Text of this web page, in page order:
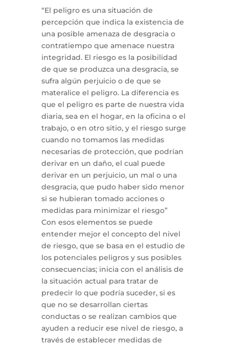
“El peligro es una situación de
percepción que indica la existencia de
una posible amenaza de desgracia o
contratiempo que amenace nuestra
integridad. El riesgo es la posibilidad
de que se produzca una desgracia, se
sufra algún perjuicio o de que se
materalice el peligro. La diferencia es
que el peligro es parte de nuestra vida
diaria, sea en el hogar, en la oficina o el
trabajo, o en otro sitio, y el riesgo surge
cuando no tomamos las medidas
necesarias de protección, que podrían
derivar en un daño, el cual puede
derivar en un perjuicio, un mal o una
desgracia, que pudo haber sido menor
si se hubieran tomado acciones o
medidas para minimizar el riesgo”
Con esos elementos se puede
entender mejor el concepto del nivel
de riesgo, que se basa en el estudio de
los potenciales peligros y sus posibles
consecuencias; inicia con el análisis de
la situación actual para tratar de
predecir lo que podría suceder, si es
que no se desarrollan ciertas
conductas o se realizan cambios que
ayuden a reducir ese nivel de riesgo, a
través de establecer medidas de